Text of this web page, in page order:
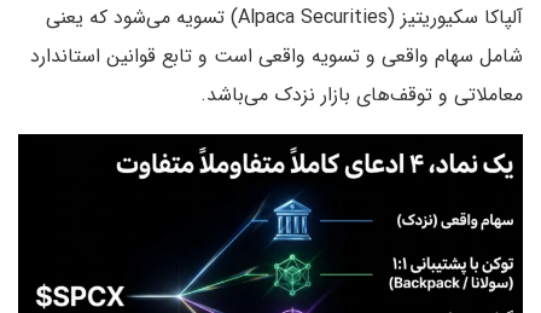
آلپاکا سکیوریتیز (Alpaca Securities) تسویه می‌شود که یعنی
شامل سهام واقعی و تسویه واقعی است و تابع قوانین استاندارد
معاملاتی و توقف‌های بازار نزدک می‌باشد.